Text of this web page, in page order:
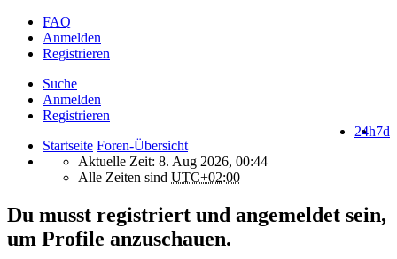
FAQ
Anmelden
Registrieren
Suche
Anmelden
Registrieren
7d
24h
Startseite Foren-Übersicht
Aktuelle Zeit: 8. Aug 2026, 00:44
Alle Zeiten sind UTC+02:00
Du musst registriert und angemeldet sein,
um Profile anzuschauen.